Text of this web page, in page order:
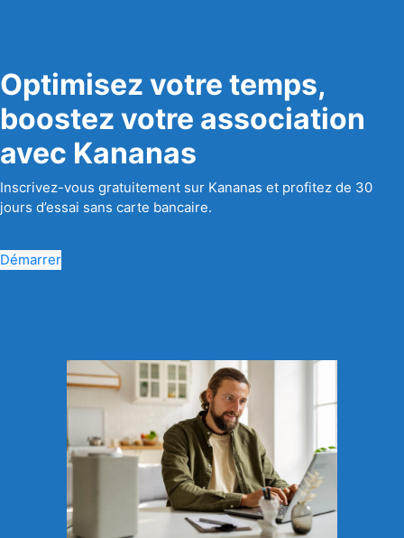
Optimisez votre temps,
boostez votre association
avec Kananas
Inscrivez-vous gratuitement sur Kananas et profitez de 30
jours d’essai sans carte bancaire.
Démarrer